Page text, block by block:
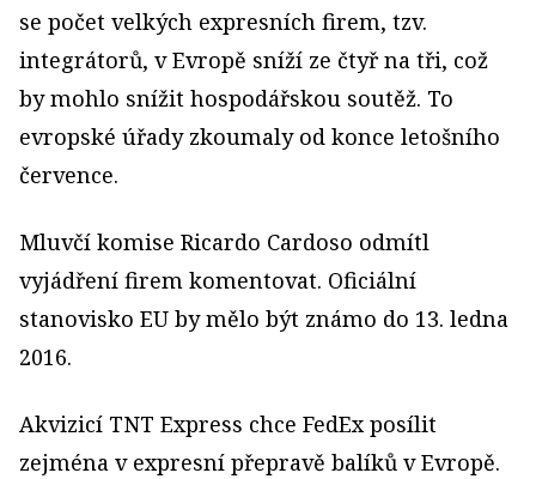
se počet velkých expresních firem, tzv.
integrátorů, v Evropě sníží ze čtyř na tři, což
by mohlo snížit hospodářskou soutěž. To
evropské úřady zkoumaly od konce letošního
července.
Mluvčí komise Ricardo Cardoso odmítl
vyjádření firem komentovat. Oficiální
stanovisko EU by mělo být známo do 13. ledna
2016.
Akvizicí TNT Express chce FedEx posílit
zejména v expresní přepravě balíků v Evropě.